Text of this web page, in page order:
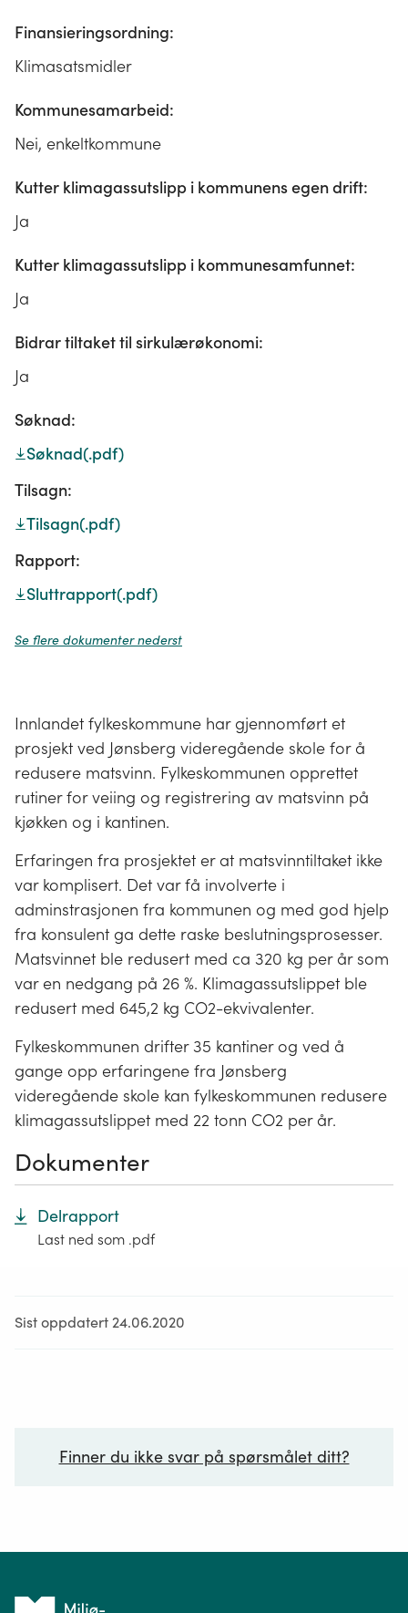
Finansieringsordning:
Klimasatsmidler
Kommunesamarbeid:
Nei, enkeltkommune
Kutter klimagassutslipp i kommunens egen drift:
Ja
Kutter klimagassutslipp i kommunesamfunnet:
Ja
Bidrar tiltaket til sirkulærøkonomi:
Ja
Søknad:
Søknad(.pdf)
Tilsagn:
Tilsagn(.pdf)
Rapport:
Sluttrapport(.pdf)
Se flere dokumenter nederst
Innlandet fylkeskommune har gjennomført et
prosjekt ved Jønsberg videregående skole for å
redusere matsvinn. Fylkeskommunen opprettet
rutiner for veiing og registrering av matsvinn på
kjøkken og i kantinen.
Erfaringen fra prosjektet er at matsvinntiltaket ikke
var komplisert. Det var få involverte i
adminstrasjonen fra kommunen og med god hjelp
fra konsulent ga dette raske beslutningsprosesser.
Matsvinnet ble redusert med ca 320 kg per år som
var en nedgang på 26 %. Klimagassutslippet ble
redusert med 645,2 kg CO2-ekvivalenter.
Fylkeskommunen drifter 35 kantiner og ved å
gange opp erfaringene fra Jønsberg
videregående skole kan fylkeskommunen redusere
klimagassutslippet med 22 tonn CO2 per år.
Dokumenter
Delrapport
Last ned som .pdf
Sist oppdatert 24.06.2020
Finner du ikke svar på spørsmålet ditt?
Tilbake